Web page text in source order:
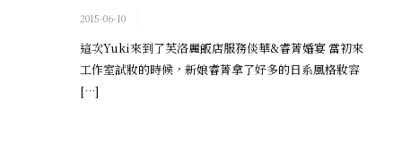
2015-06-10
這次Yuki來到了芙洛麗飯店服務倓華&睿菁婚宴 當初來
工作室試妝的時候，新娘睿菁拿了好多的日系風格妝容
[…]